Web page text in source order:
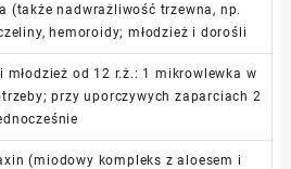
(także nadwrażliwość trzewna, np.
hemoroidy; młodzież i dorośli
młodzież od 12 r.ż.: 1 mikrowlewka w
przy uporczywych zaparciach 2
(miodowy kompleks z aloesem i